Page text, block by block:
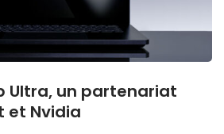
Ultra, un partenariat
et Nvidia